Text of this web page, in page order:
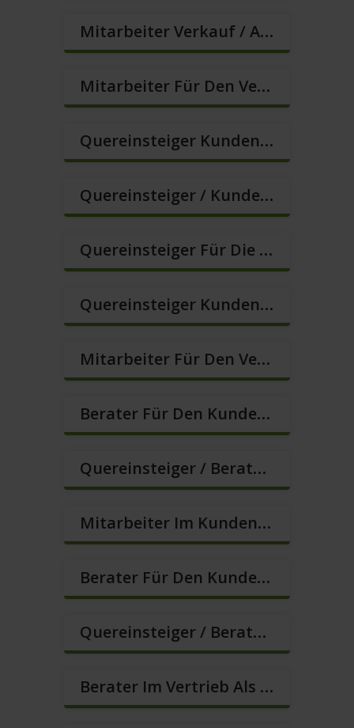
Mitarbeiter Verkauf / Außendienst (m/w/d)
Mitarbeiter Für Den Verkauf In VZ/TZ (m/w/d)
Quereinsteiger Kundenberatung (Außendienst) (m/w/d)
Quereinsteiger / Kundenberatung (B2C) (m/w/d)
Quereinsteiger Für Die Kundenberatung (m/w/d)
Quereinsteiger Kundenberatung Im Außendienst (m/w/d)
Mitarbeiter Für Den Verkauf / Quereinsteiger (m/w/d)
Berater Für Den Kundenservice (m/w/d)
Quereinsteiger / Berater Im Vertrieb In VZ/TZ (m/w/d)
Mitarbeiter Im Kundenservice (Quereinstieg Möglich!) (m/w/d)
Berater Für Den Kundenservice / Beratung (m/w/d)
Quereinsteiger / Berater Im Vertrieb (Außendienst) (m/w/d)
Berater Im Vertrieb Als Sofortanstellung (m/w/d)